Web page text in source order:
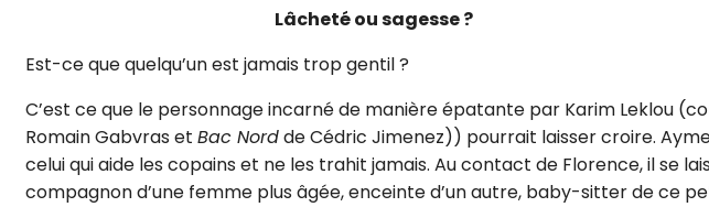
Lâcheté ou sagesse ?
Est-ce que quelqu’un est jamais trop gentil ?
C’est ce que le personnage incarné de manière épatante par Karim Leklou
Romain Gabvras et Bac Nordde Cédric Jimenez)) pourrait laisser croire.
celui qui aide les copains et ne les trahit jamais. Au contact de Florence, il se
compagnon d’une femme plus âgée, enceinte d’un autre, baby-sitter de ce